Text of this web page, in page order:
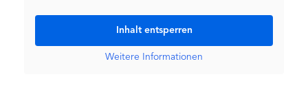
Inhalt entsperren
Weitere Informationen